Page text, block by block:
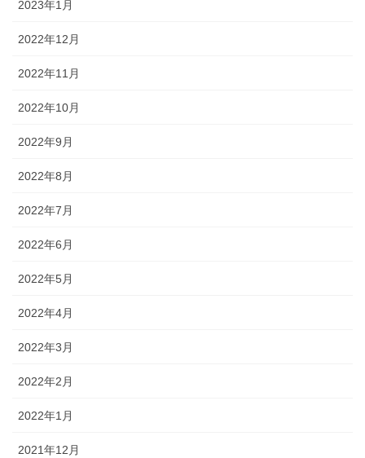
2023年1月
2022年12月
2022年11月
2022年10月
2022年9月
2022年8月
2022年7月
2022年6月
2022年5月
2022年4月
2022年3月
2022年2月
2022年1月
2021年12月